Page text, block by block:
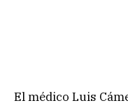
El médico Luis